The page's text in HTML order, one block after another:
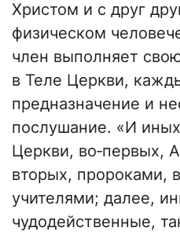
Христом и с друг
физическом
член выполняет
в Теле Церкви,
предназначение и
послушание. «И
Церкви, во‐первых,
вторых, пророками,
учителями; далее,
чудодейственные,